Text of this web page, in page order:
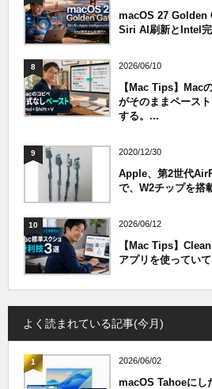
macOS 27 Golden
Siri AI刷新とIntel
8 2026/06/10
【Mac Tips】Mac
がそのままペース
する。...
9 2020/12/30
Apple、第2世代
で、W2チップを搭
10 2026/06/12
【Mac Tips】
アプリを使ってい
よく読まれている記事(今月)
1 2026/06/02
macOS Tahoeにし